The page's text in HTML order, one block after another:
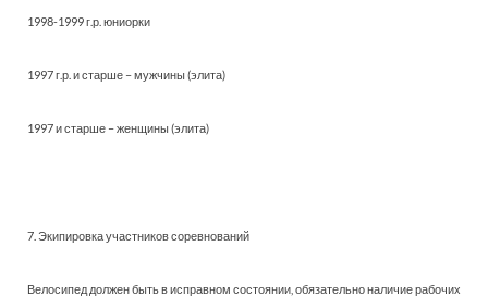
1998-1999 г.р. юниорки
1997 г.р. и старше – мужчины (элита)
1997 и старше – женщины (элита)
7. Экипировка участников соревнований
Велосипед должен быть в исправном состоянии, обязательно наличие рабочих